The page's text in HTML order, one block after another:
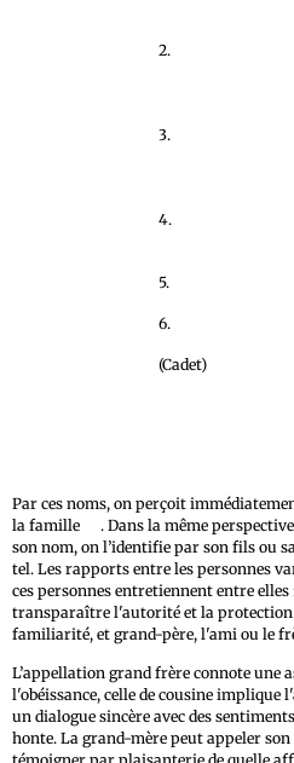
2.
3.
4.
5.
6.
(Cadet)
Par ces noms, on perçoit
la famille
. Dans la même
son nom, on l’identifie par son fils ou
tel. Les rapports entre les personnes
ces personnes entretiennent entre
transparaître l'autorité et la protection
familiarité, et grand-père, l'ami ou le
L’appellation grand frère connote une
l'obéissance, celle de cousine
un dialogue sincère avec des
honte. La grand-mère peut appeler